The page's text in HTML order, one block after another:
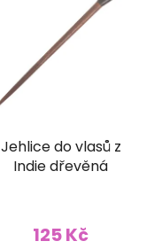
Jehlice do vlasů z
Indie dřevěná
125 Kč